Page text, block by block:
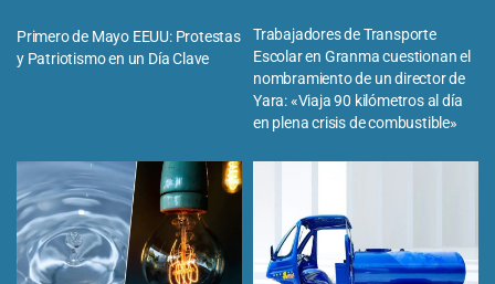
Primero de Mayo EEUU: Protestas
y Patriotismo en un Día Clave
Trabajadores de Transporte
Escolar en Granma cuestionan el
nombramiento de un director de
Yara: «Viaja 90 kilómetros al día
en plena crisis de combustible»